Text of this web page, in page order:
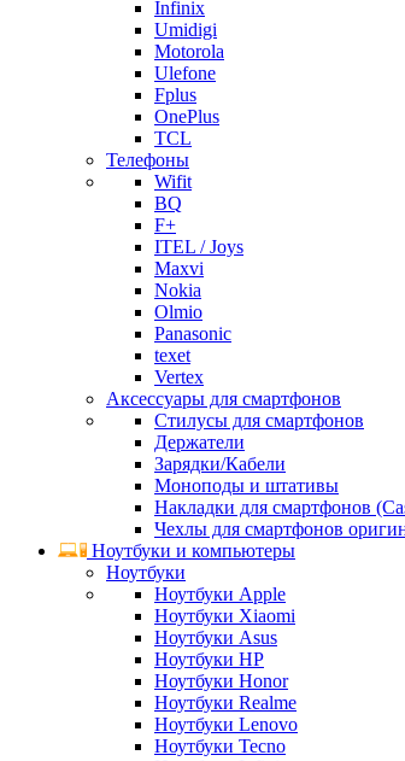
Infinix
Umidigi
Motorola
Ulefone
Fplus
OnePlus
TCL
Телефоны
Wifit
BQ
F+
ITEL / Joys
Maxvi
Nokia
Olmio
Panasonic
texet
Vertex
Аксессуары для смартфонов
Стилусы для смартфонов
Держатели
Зарядки/Кабели
Моноподы и штативы
Накладки для смартфонов
Чехлы для смартфонов
Ноутбуки и компьютеры
Ноутбуки
Ноутбуки Apple
Ноутбуки Xiaomi
Ноутбуки Asus
Ноутбуки HP
Ноутбуки Honor
Ноутбуки Realme
Ноутбуки Lenovo
Ноутбуки Tecno